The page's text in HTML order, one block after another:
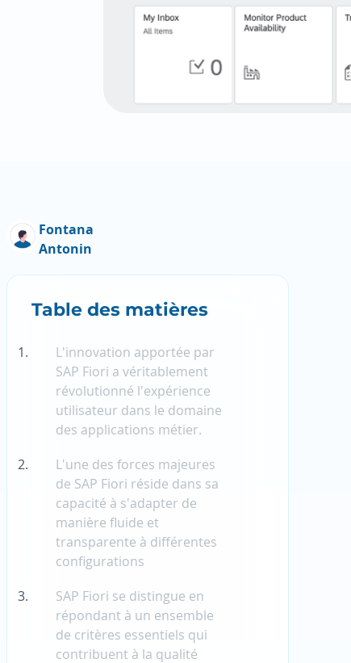
Fontana
Antonin
Table des matières
L'innovation apportée par
SAP Fiori a véritablement
révolutionné l'expérience
utilisateur dans le domaine
des applications métier.
L'une des forces majeures
de SAP Fiori réside dans sa
capacité à s'adapter de
manière fluide et
transparente à différentes
configurations
SAP Fiori se distingue en
répondant à un ensemble
de critères essentiels qui
contribuent à la qualité